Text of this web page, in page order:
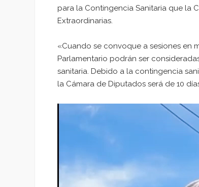
para la Contingencia Sanitaria que la
Extraordinarias.
«Cuando se convoque a sesiones en
Parlamentario podrán ser
sanitaria. Debido a la contingencia
la Cámara de Diputados será de 10
Reproductor